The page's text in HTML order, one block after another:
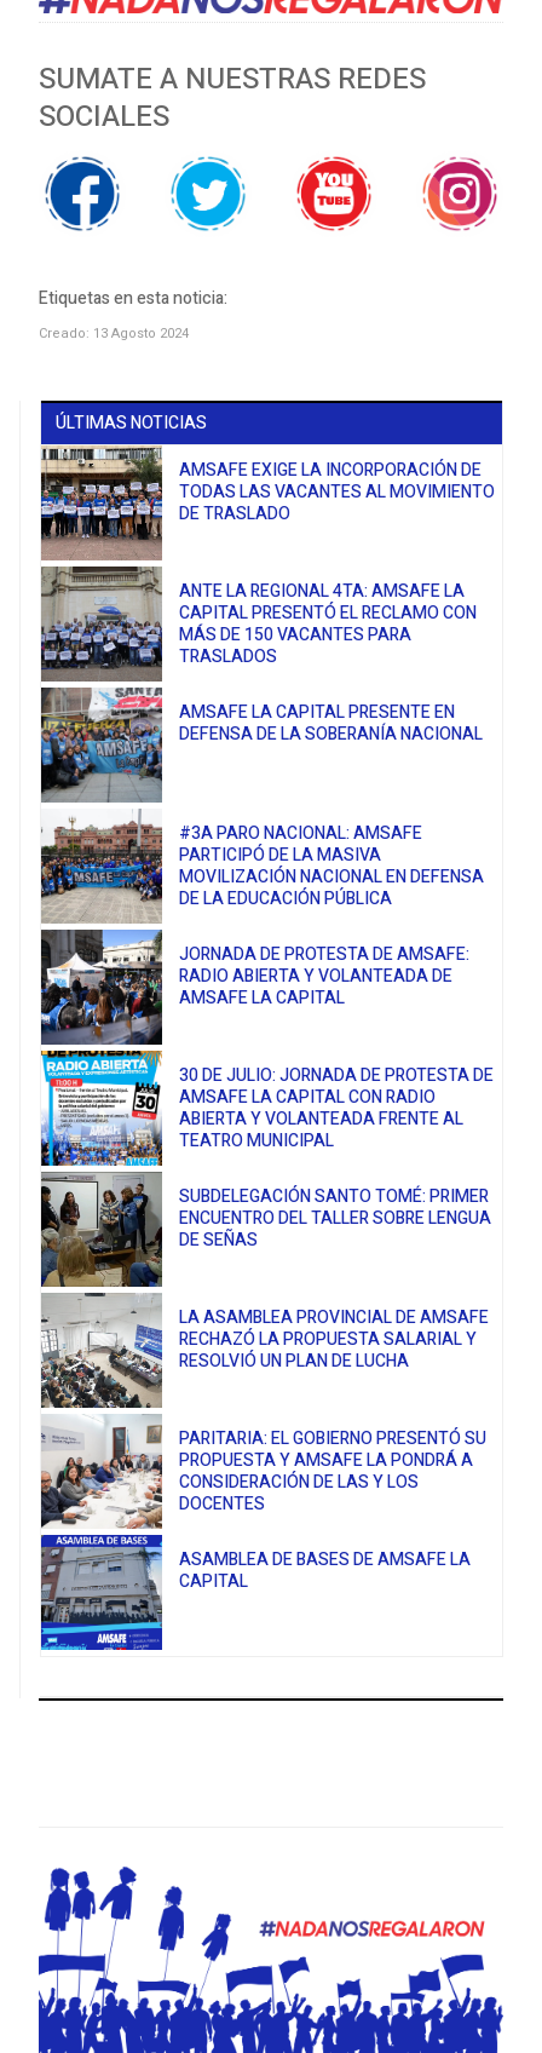
SUMATE A NUESTRAS REDES
SOCIALES
Etiquetas en esta noticia:
Creado: 13 Agosto 2024
ÚLTIMAS NOTICIAS
AMSAFE EXIGE LA INCORPORACIÓN DE
TODAS LAS VACANTES AL MOVIMIENTO
DE TRASLADO
ANTE LA REGIONAL 4TA: AMSAFE LA
CAPITAL PRESENTÓ EL RECLAMO CON
MÁS DE 150 VACANTES PARA
TRASLADOS
AMSAFE LA CAPITAL PRESENTE EN
DEFENSA DE LA SOBERANÍA NACIONAL
#3A PARO NACIONAL: AMSAFE
PARTICIPÓ DE LA MASIVA
MOVILIZACIÓN NACIONAL EN DEFENSA
DE LA EDUCACIÓN PÚBLICA
JORNADA DE PROTESTA DE AMSAFE:
RADIO ABIERTA Y VOLANTEADA DE
AMSAFE LA CAPITAL
30 DE JULIO: JORNADA DE PROTESTA DE
AMSAFE LA CAPITAL CON RADIO
ABIERTA Y VOLANTEADA FRENTE AL
TEATRO MUNICIPAL
SUBDELEGACIÓN SANTO TOMÉ: PRIMER
ENCUENTRO DEL TALLER SOBRE LENGUA
DE SEÑAS
LA ASAMBLEA PROVINCIAL DE AMSAFE
RECHAZÓ LA PROPUESTA SALARIAL Y
RESOLVIÓ UN PLAN DE LUCHA
PARITARIA: EL GOBIERNO PRESENTÓ SU
PROPUESTA Y AMSAFE LA PONDRÁ A
CONSIDERACIÓN DE LAS Y LOS
DOCENTES
ASAMBLEA DE BASES DE AMSAFE LA
CAPITAL